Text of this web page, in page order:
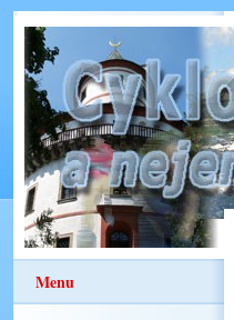
Menu